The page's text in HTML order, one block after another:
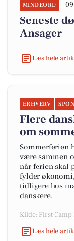
MINDEORD
Seneste
Ansager
Læs hele
ERHVERV
Flere
om
Sommerferien
være sammen
når ferien skal
fylder
tidligere hos
danskere.
Kilde: First Camp
Læs hele